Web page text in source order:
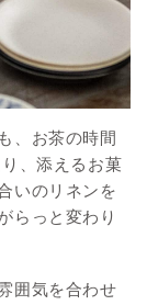
、お茶の時間
、添えるお菓
いのリネンを
らっと変わり
囲気を合わせ